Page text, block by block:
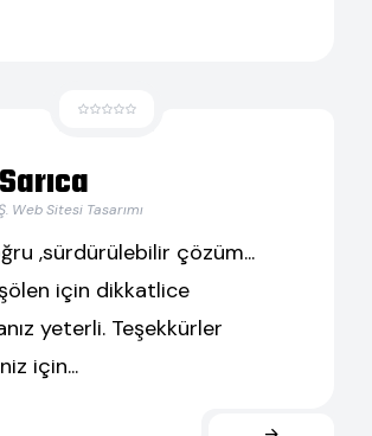
Web Sitesi Tasarımı
,sürdürülebilir çözüm...
için dikkatlice
yeterli. Teşekkürler
için...